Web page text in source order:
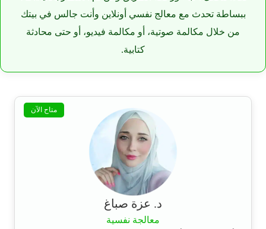
ببساطة تحدث مع معالج نفسي أونلاين وأنت جالس في بيتك
من خلال مكالمة صوتية، أو مكالمة فيديو، أو حتى محادثة
كتابية.
متاح الآن
د. عزة صباغ
معالجة نفسية